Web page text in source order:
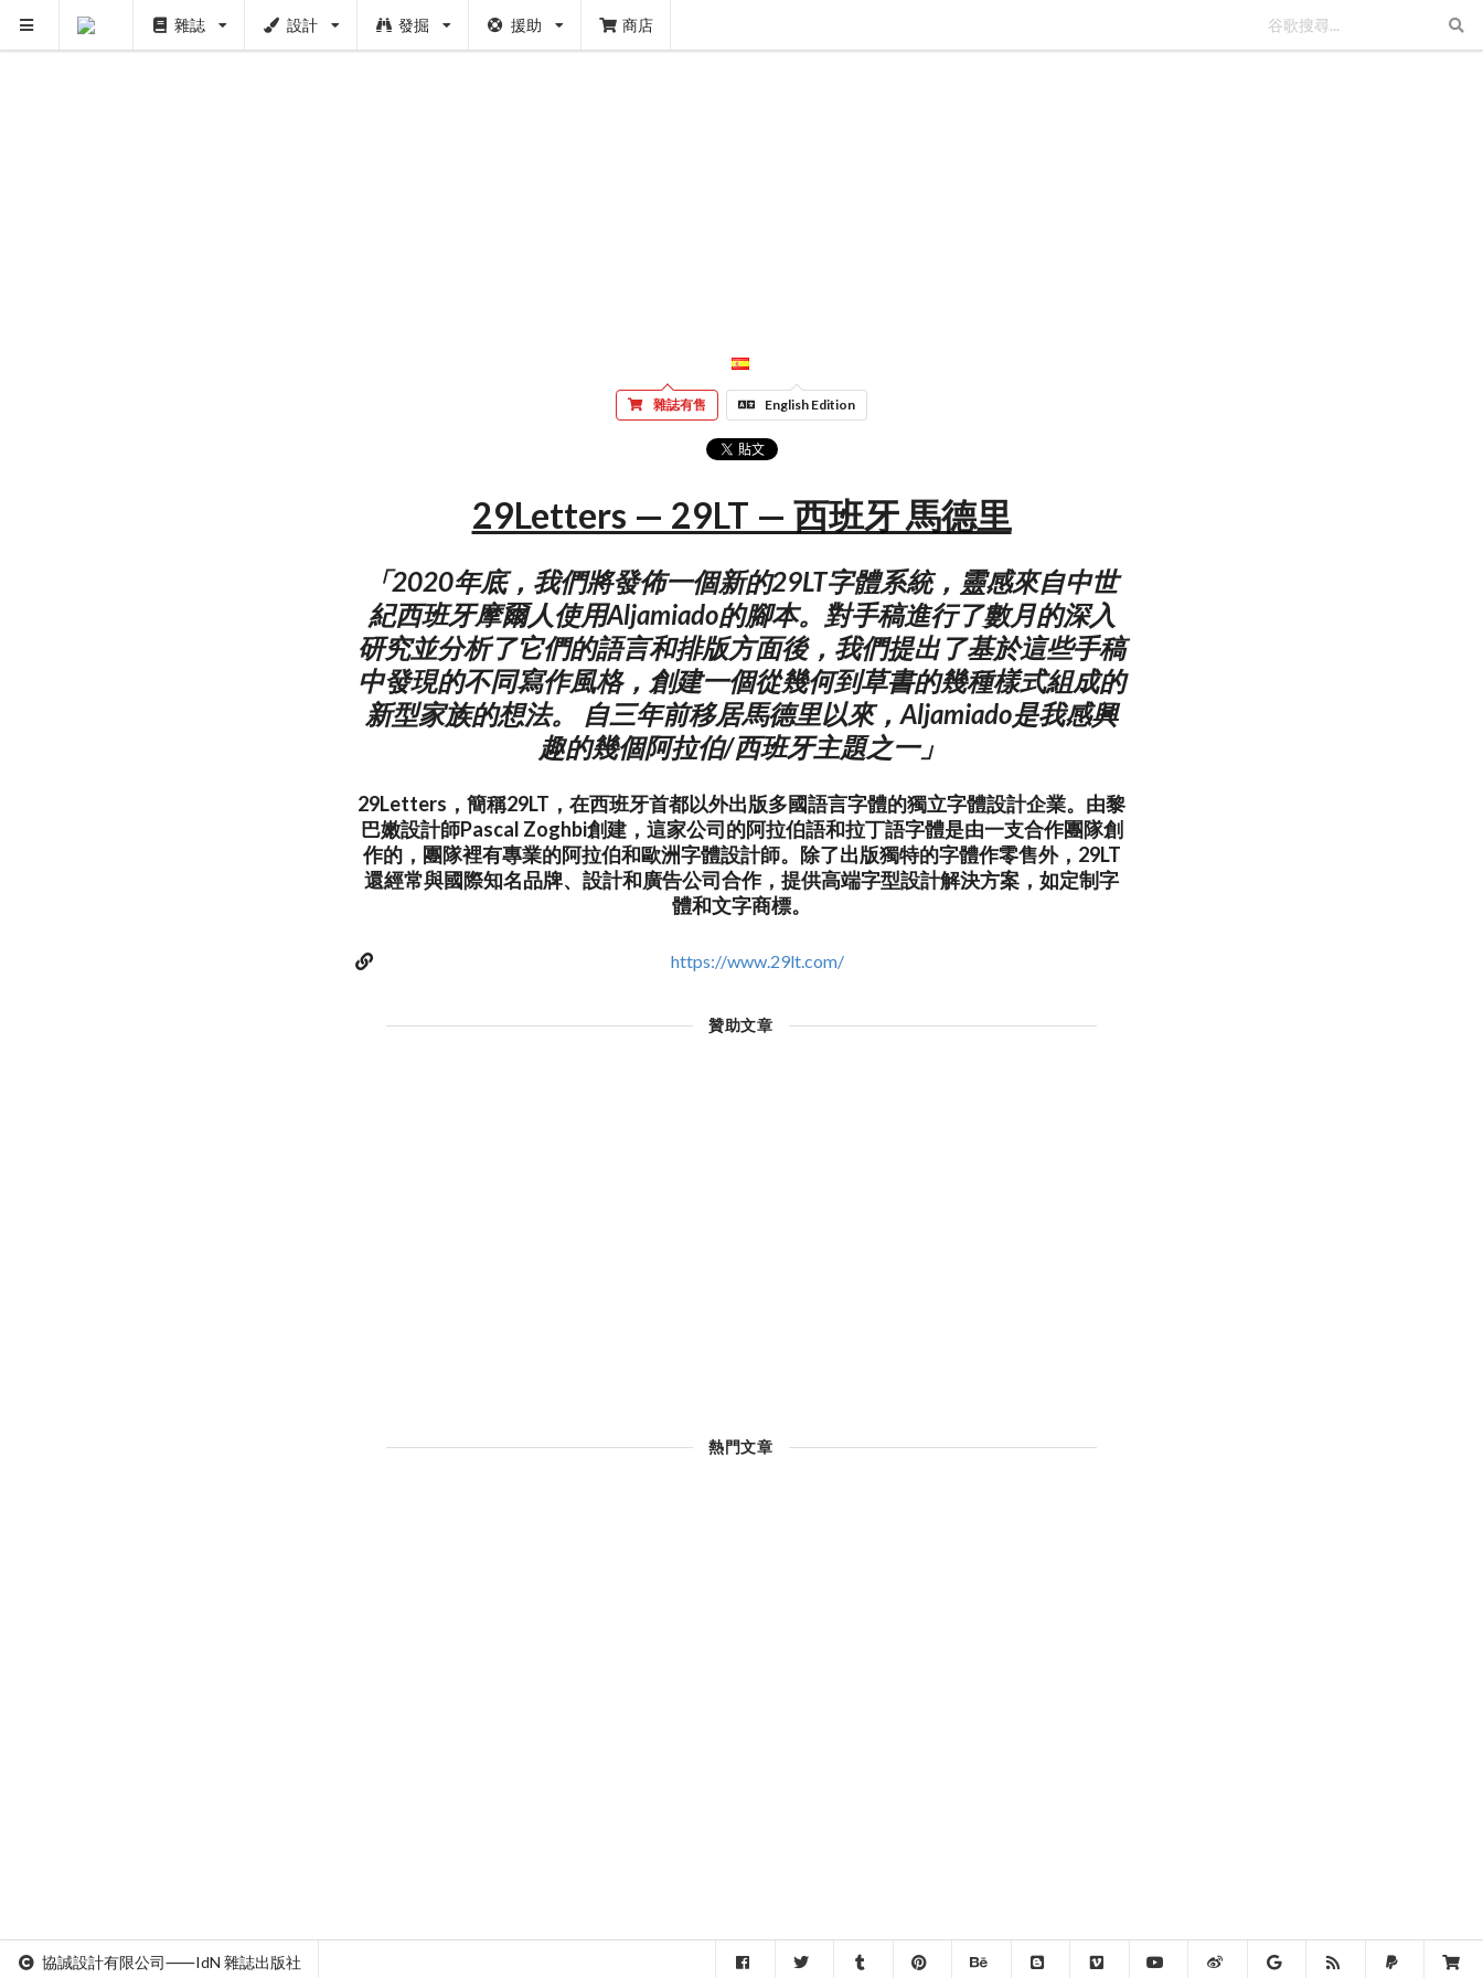
雜誌 設計 發掘 援助 商店
協誠設計有限公司⸺IdN 雜誌出版社
雜誌有售 English Edition
29Letters — 29LT — 西班牙 馬德里
「2020年底，我們將發佈一個新的29LT字體系統，靈感來自中世
紀西班牙摩爾人使用Aljamiado的腳本。對手稿進行了數月的深入
研究並分析了它們的語言和排版方面後，我們提出了基於這些手稿
中發現的不同寫作風格，創建一個從幾何到草書的幾種樣式組成的
新型家族的想法。 自三年前移居馬德里以來，Aljamiado是我感興
趣的幾個阿拉伯/西班牙主題之一」
29Letters，簡稱29LT，在西班牙首都以外出版多國語言字體的獨立字體設計企業。由黎
巴嫩設計師Pascal Zoghbi創建，這家公司的阿拉伯語和拉丁語字體是由一支合作團隊創
作的，團隊裡有專業的阿拉伯和歐洲字體設計師。除了出版獨特的字體作零售外，29LT
還經常與國際知名品牌、設計和廣告公司合作，提供高端字型設計解決方案，如定制字
體和文字商標。
https://www.29lt.com/
贊助文章
熱門文章